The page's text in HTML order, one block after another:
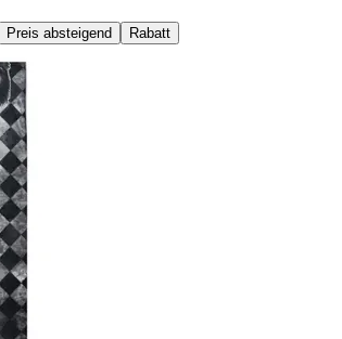
Preis absteigend Rabatt